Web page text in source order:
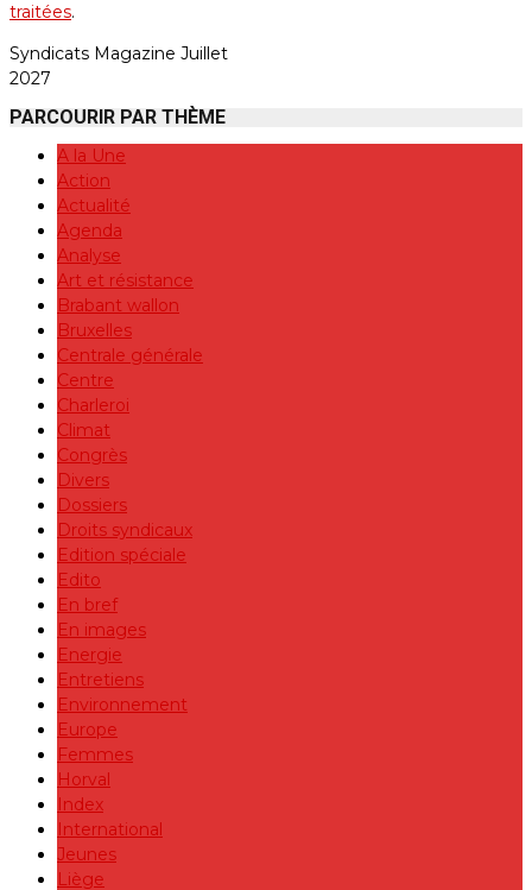
traitées.
Syndicats Magazine Juillet
2027
PARCOURIR PAR THÈME
A la Une
Action
Actualité
Agenda
Analyse
Art et résistance
Brabant wallon
Bruxelles
Centrale générale
Centre
Charleroi
Climat
Congrès
Divers
Dossiers
Droits syndicaux
Edition spéciale
Edito
En bref
En images
Energie
Entretiens
Environnement
Europe
Femmes
Horval
Index
International
Jeunes
Liège